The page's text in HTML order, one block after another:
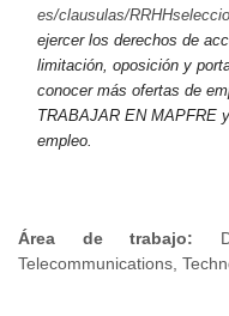
es/clausulas/
ejercer los derechos de
limitación, oposición y
conocer más ofertas de
TRABAJAR EN MAPFRE
empleo.
Área de trabajo:
Telecommunications,